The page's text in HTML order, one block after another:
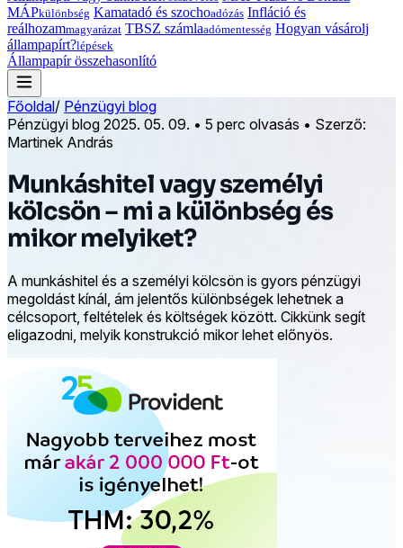
MÁPkülönbség Kamatadó és szochoadózás Infláció és
reálhozammagyarázat TBSZ számlaadómentesség Hogyan vásárolj
állampapírt?lépések
Állampapír összehasonlító
Főoldal/ Pénzügyi blog
Pénzügyi blog 2025. 05. 09. • 5 perc olvasás • Szerző:
Martinek András
Munkáshitel vagy személyi
kölcsön – mi a különbség és
mikor melyiket?
A munkáshitel és a személyi kölcsön is gyors pénzügyi
megoldást kínál, ám jelentős különbségek lehetnek a
célcsoport, feltételek és költségek között. Cikkünk segít
eligazodni, melyik konstrukció mikor lehet előnyös.